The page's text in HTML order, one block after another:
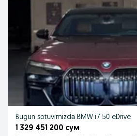
Bugun sotuvimizda BMW i7 50 eDrive
1 329 451 200 сум